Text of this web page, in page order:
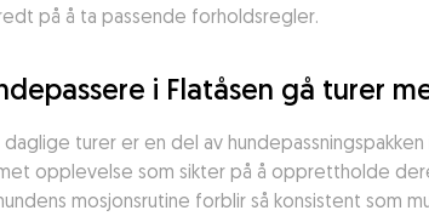
på å ta passende forholdsregler.
i Flatåsen gå turer
turer er en del av
opplevelse som sikter på å opprettholde
mosjonsrutine forblir så konsistent som